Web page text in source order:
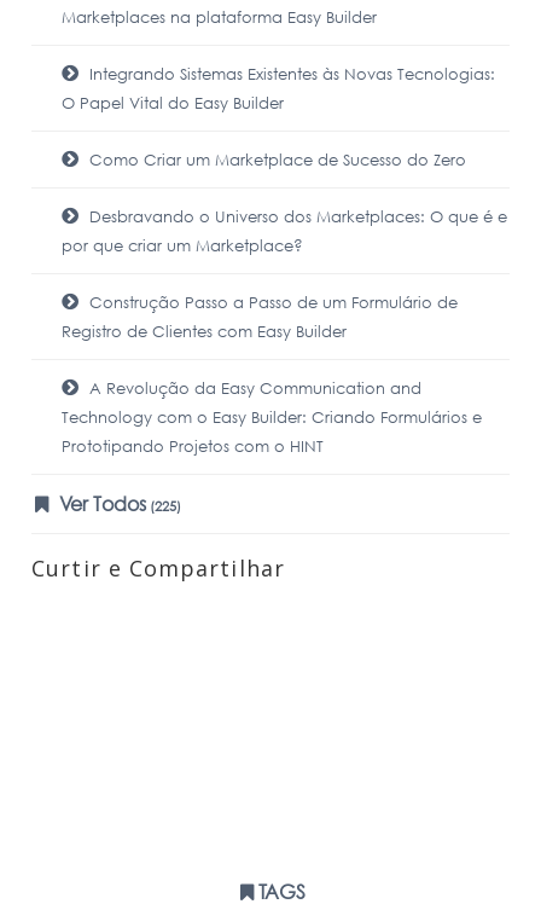
Marketplaces na plataforma Easy Builder
Integrando Sistemas Existentes às Novas Tecnologias:
O Papel Vital do Easy Builder
Como Criar um Marketplace de Sucesso do Zero
Desbravando o Universo dos Marketplaces: O que é e
por que criar um Marketplace?
Construção Passo a Passo de um Formulário de
Registro de Clientes com Easy Builder
A Revolução da Easy Communication and
Technology com o Easy Builder: Criando Formulários e
Prototipando Projetos com o HINT
Ver Todos (225)
Curtir e Compartilhar
TAGS